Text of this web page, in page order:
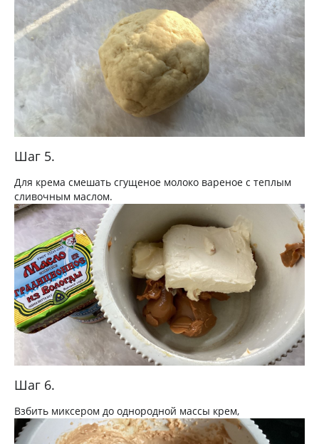
Шаг 5.
Для крема смешать сгущеное молоко вареное с теплым
сливочным маслом.
Шаг 6.
Взбить миксером до однородной массы крем,